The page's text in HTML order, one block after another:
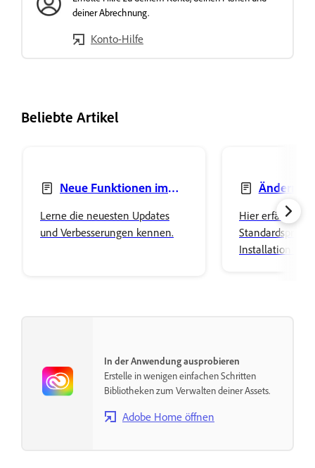
deiner Abrechnung.
Konto-Hilfe
Beliebte Artikel
Neue Funktionen im
Lerne die neuesten Updates
und Verbesserungen kennen.
Ändern
Creative
Applikationen
Hier erfährst
Installation von
In der Anwendung ausprobieren
Erstelle in wenigen einfachen Schritten
Bibliotheken zum Verwalten deiner Assets.
Adobe Home öffnen